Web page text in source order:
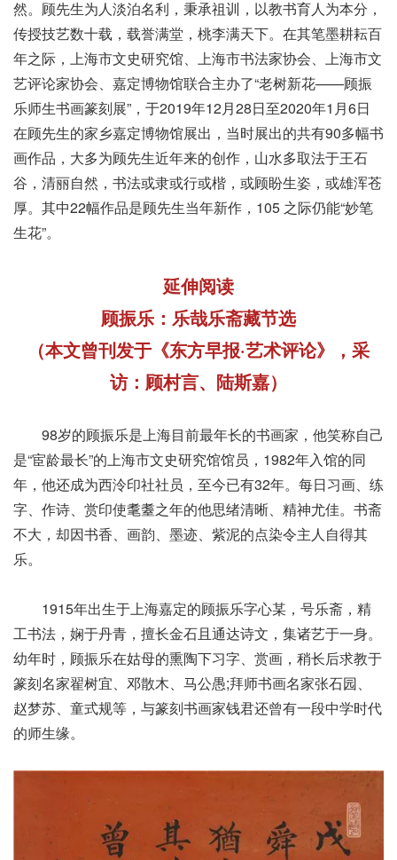
然。顾先生为人淡泊名利，秉承祖训，以教书育人为本分，
传授技艺数十载，载誉满堂，桃李满天下。在其笔墨耕耘百
年之际，上海市文史研究馆、上海市书法家协会、上海市文
艺评论家协会、嘉定博物馆联合主办了“老树新花——顾振
乐师生书画篆刻展”，于2019年12月28日至2020年1月6日
在顾先生的家乡嘉定博物馆展出，当时展出的共有90多幅书
画作品，大多为顾先生近年来的创作，山水多取法于王石
谷，清丽自然，书法或隶或行或楷，或顾盼生姿，或雄浑苍
厚。其中22幅作品是顾先生当年新作，105 之际仍能“妙笔
生花”。
延伸阅读
顾振乐：乐哉乐斋藏节选
（本文曾刊发于《东方早报·艺术评论》，采
访：顾村言、陆斯嘉）
98岁的顾振乐是上海目前最年长的书画家，他笑称自己
是“宦龄最长”的上海市文史研究馆馆员，1982年入馆的同
年，他还成为西泠印社社员，至今已有32年。每日习画、练
字、作诗、赏印使耄耋之年的他思绪清晰、精神尤佳。书斋
不大，却因书香、画韵、墨迹、紫泥的点染令主人自得其
乐。
1915年出生于上海嘉定的顾振乐字心某，号乐斋，精
工书法，娴于丹青，擅长金石且通达诗文，集诸艺于一身。
幼年时，顾振乐在姑母的熏陶下习字、赏画，稍长后求教于
篆刻名家翟树宜、邓散木、马公愚;拜师书画名家张石园、
赵梦苏、童式规等，与篆刻书画家钱君还曾有一段中学时代
的师生缘。